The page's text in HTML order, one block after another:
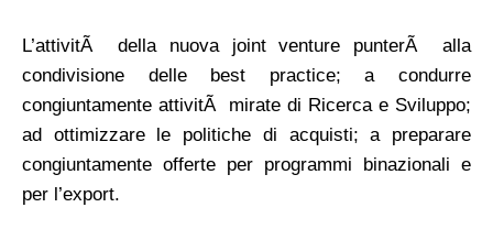
L’attivitÃ della nuova joint venture punterÃ alla
condivisione delle best practice; a condurre
congiuntamente attivitÃ mirate di Ricerca e Sviluppo;
ad ottimizzare le politiche di acquisti; a preparare
congiuntamente offerte per programmi binazionali e
per l’export.